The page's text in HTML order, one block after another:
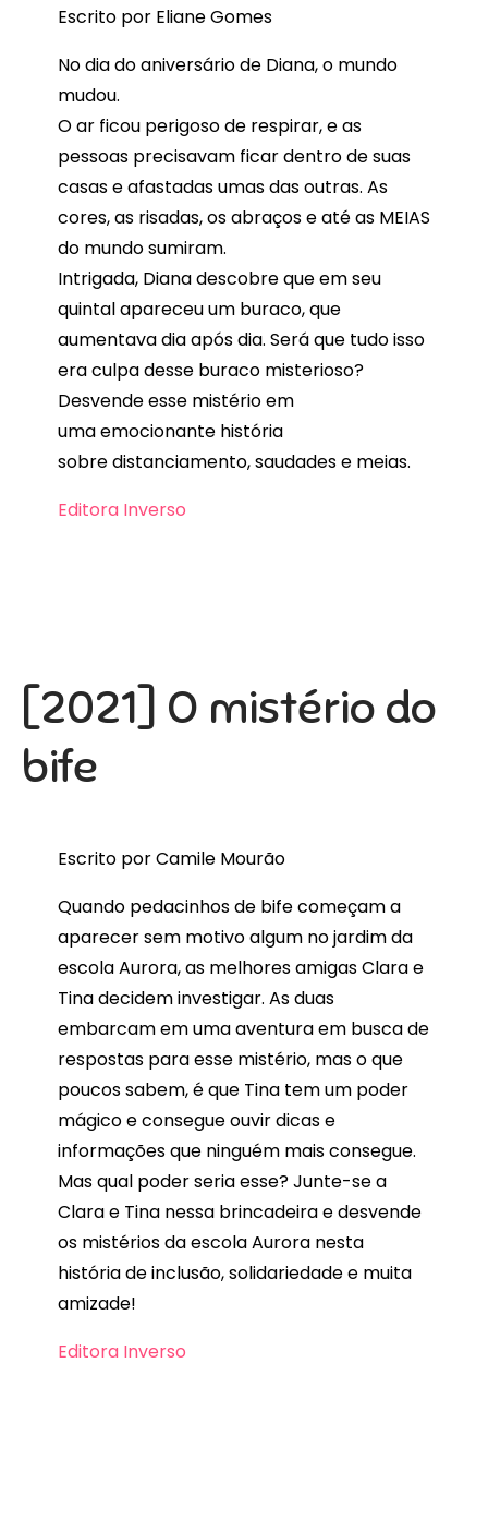
Escrito por Eliane Gomes
No dia do aniversário de Diana, o mundo
mudou.
O ar ficou perigoso de respirar, e as
pessoas precisavam ficar dentro de suas
casas e afastadas umas das outras. As
cores, as risadas, os abraços e até as MEIAS
do mundo sumiram.
Intrigada, Diana descobre que em seu
quintal apareceu um buraco, que
aumentava dia após dia. Será que tudo isso
era culpa desse buraco misterioso?
Desvende esse mistério em
uma emocionante história
sobre distanciamento, saudades e meias.
Editora Inverso
[2021] O mistério do
bife
Escrito por Camile Mourão
Quando pedacinhos de bife começam a
aparecer sem motivo algum no jardim da
escola Aurora, as melhores amigas Clara e
Tina decidem investigar. As duas
embarcam em uma aventura em busca de
respostas para esse mistério, mas o que
poucos sabem, é que Tina tem um poder
mágico e consegue ouvir dicas e
informações que ninguém mais consegue.
Mas qual poder seria esse? Junte-se a
Clara e Tina nessa brincadeira e desvende
os mistérios da escola Aurora nesta
história de inclusão, solidariedade e muita
amizade!
Editora Inverso